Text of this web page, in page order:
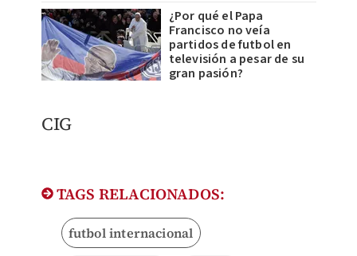
¿Por qué el Papa
Francisco no veía
partidos de futbol en
televisión a pesar de su
gran pasión?
CIG
TAGS RELACIONADOS:
futbol internacional